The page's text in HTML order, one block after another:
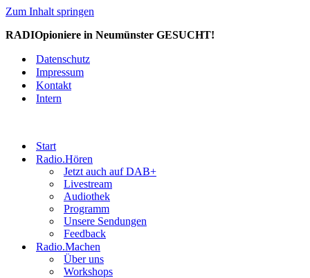
Zum Inhalt springen
RADIOpioniere in Neumünster GESUCHT!
Datenschutz
Impressum
Kontakt
Intern
Start
Radio.Hören
Jetzt auch auf DAB+
Livestream
Audiothek
Programm
Unsere Sendungen
Feedback
Radio.Machen
Über uns
Workshops